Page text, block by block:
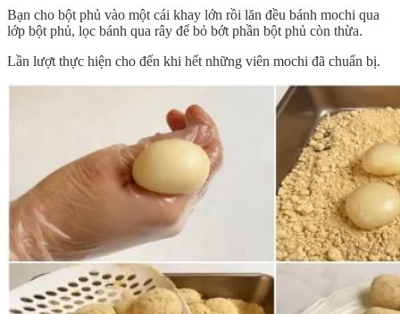
Bạn cho bột phủ vào một cái khay lớn rồi lăn đều bánh mochi qua
lớp bột phủ, lọc bánh qua rây để bỏ bớt phần bột phủ còn thừa.
Lần lượt thực hiện cho đến khi hết những viên mochi đã chuẩn bị.